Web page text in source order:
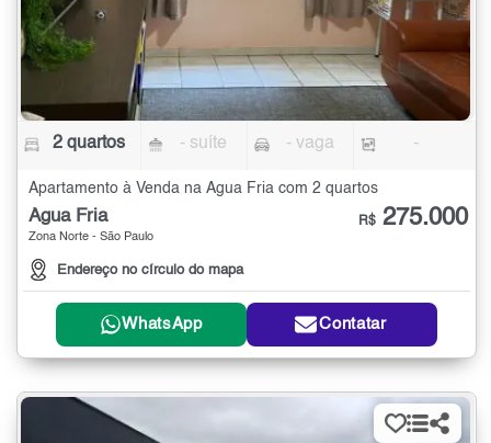
2 quartos - suíte - vaga -
Apartamento à Venda na Água Fria com 2 quartos
Água Fria
Zona Norte - São Paulo
Endereço no círculo do mapa
R$ 275.000
WhatsApp Contatar